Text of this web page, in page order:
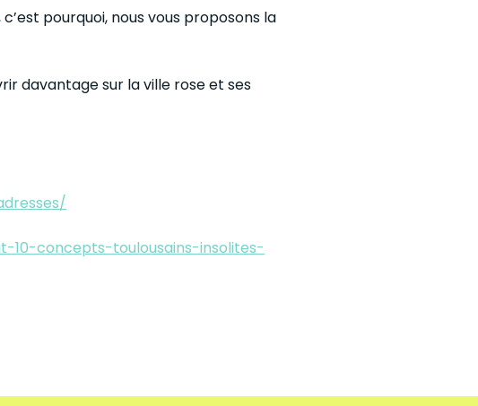
c’est pourquoi, nous vous proposons la
davantage sur la ville rose et ses
concepts-toulousains-insolites-